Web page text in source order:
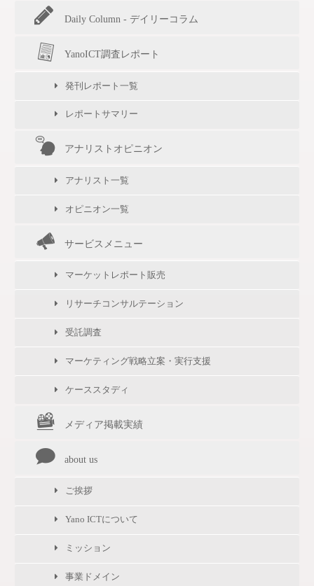
Daily Column - デイリーコラム
YanoICT調査レポート
発刊レポート一覧
レポートサマリー
アナリストオピニオン
アナリスト一覧
オピニオン一覧
サービスメニュー
マーケットレポート販売
リサーチコンサルテーション
受託調査
マーケティング戦略立案・実行支援
ケーススタディ
メディア掲載実績
about us
ご挨拶
Yano ICTについて
ミッション
事業ドメイン